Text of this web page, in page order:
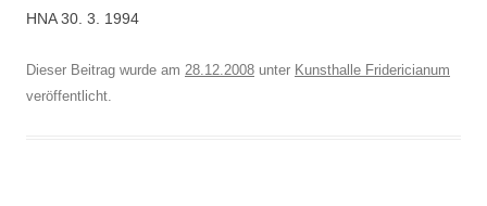
HNA 30. 3. 1994
Dieser Beitrag wurde am 28.12.2008 unter Kunsthalle Fridericianum
veröffentlicht.